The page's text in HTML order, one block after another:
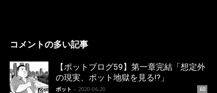
コメントの多い記事
【ポットブログ59】第一章完結「想定外
の現実、ポット地獄を見る!?」
ポット - 2020-06-20 60